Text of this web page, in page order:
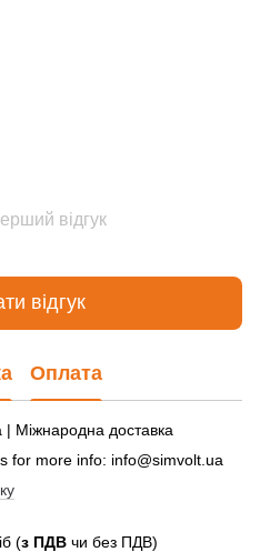
відгук
відгук
Оплата
| Міжнародна доставка
for more info: info@simvolt.ua
(з ПДВ чи без ПДВ)